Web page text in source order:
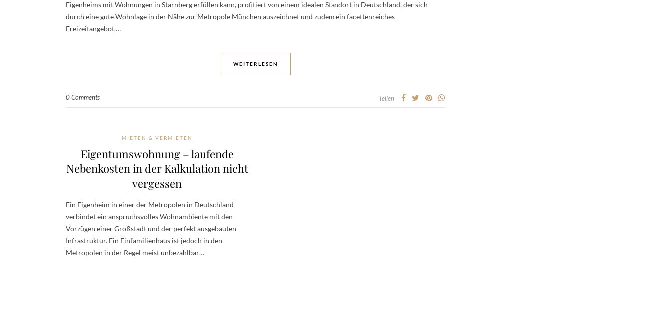
Eigenheims mit Wohnungen in Starnberg erfüllen kann, profitiert von einem idealen Standort in Deutschland, der sich
durch eine gute Wohnlage in der Nähe zur Metropole München auszeichnet und zudem ein facettenreiches
Freizeitangebot,…
WEITERLESEN
0 Comments Teilen
MIETEN & VERMIETEN
Eigentumswohnung – laufende
Nebenkosten in der Kalkulation nicht
vergessen
Ein Eigenheim in einer der Metropolen in Deutschland
verbindet ein anspruchsvolles Wohnambiente mit den
Vorzügen einer Großstadt und der perfekt ausgebauten
Infrastruktur. Ein Einfamilienhaus ist jedoch in den
Metropolen in der Regel meist unbezahlbar…